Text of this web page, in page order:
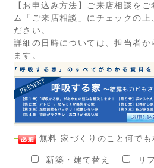
【お申込み方法】ご来店相談を
ム「ご来店相談」にチェックの上
ださい。
詳細の日時については、担当者か
ます。
無料 家づくりのこと何でも
新築・建て替え
リ